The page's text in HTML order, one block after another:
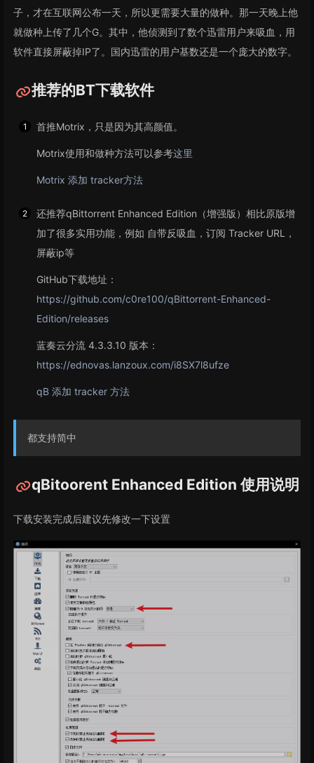
子，才在互联网公布一天，所以更需要大量的做种。那一天晚上他
就做种上传了几个G。其中，他侦测到了数个迅雷用户来吸血，用
软件直接屏蔽掉IP了。国内迅雷的用户基数还是一个庞大的数字。
推荐的BT下载软件
首推Motrix，只是因为其高颜值。
Motrix使用和做种方法可以参考这里
Motrix 添加 tracker方法
还推荐qBittorrent Enhanced Edition（增强版）相比原版增
加了很多实用功能，例如 自带反吸血，订阅 Tracker URL，
屏蔽ip等
GitHub下载地址：
https://github.com/c0re100/qBittorrent-Enhanced-
Edition/releases
蓝奏云分流 4.3.3.10 版本：
https://ednovas.lanzoux.com/i8SX7l8ufze
qB 添加 tracker 方法
都支持简中
qBitoorent Enhanced Edition 使用说明
下载安装完成后建议先修改一下设置